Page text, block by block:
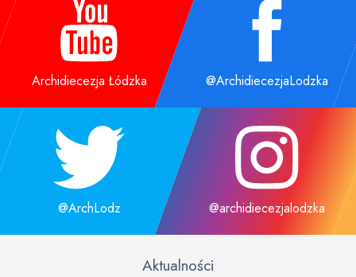
Archidiecezja Łódzka @ArchidiecezjaLodzka
@ArchLodz @archidiecezjalodzka
Aktualności